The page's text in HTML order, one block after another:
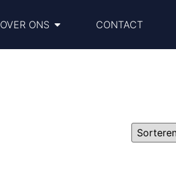
OVER ONS CONTACT